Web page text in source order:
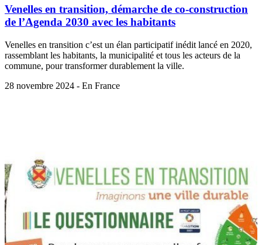
Venelles en transition, démarche de co-construction
de l’Agenda 2030 avec les habitants
Venelles en transition c’est un élan participatif inédit lancé en 2020,
rassemblant les habitants, la municipalité et tous les acteurs de la
commune, pour transformer durablement la ville.
28 novembre 2024 - En France